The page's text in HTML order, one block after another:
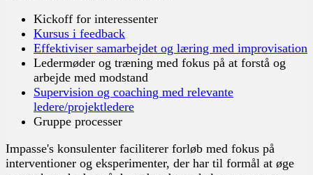
Kickoff for interessenter
Kursus i feedback
Effektiviser samarbejdet og læring med improvisation
Ledermøder og træning med fokus på at forstå og
arbejde med modstand
Supervision og coaching med relevante
ledere/projektledere
Gruppe processer
Impasse's konsulenter faciliterer forløb med fokus på
interventioner og eksperimenter, der har til formål at øge